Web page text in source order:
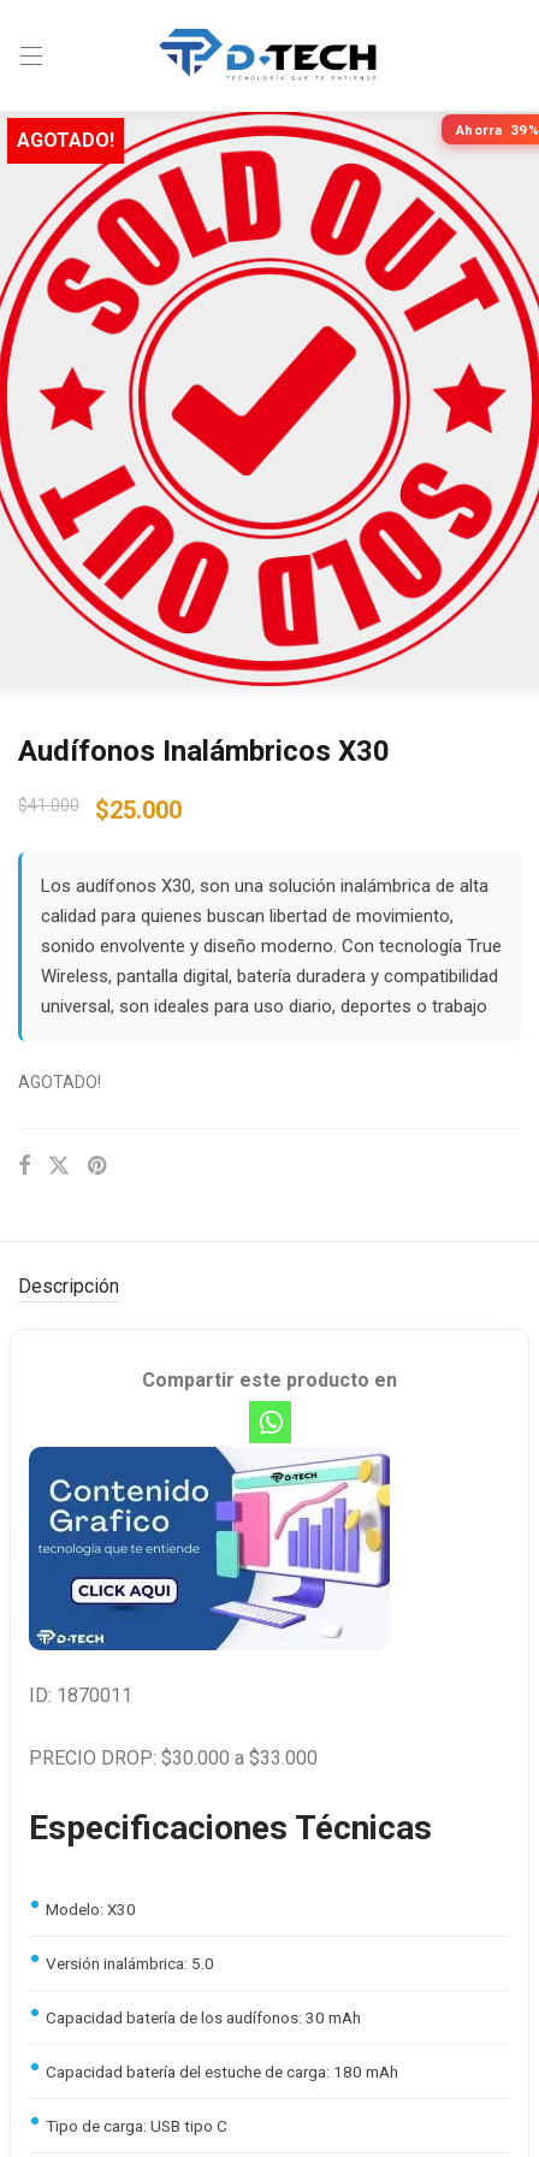
Ahorra 39%
AGOTADO!
Audífonos Inalámbricos X30
$41.000
Original
$41.000.
$25.000Current
$25.000.
Los audífonos X30, son una solución inalámbrica de alta
calidad para quienes buscan libertad de movimiento,
sonido envolvente y diseño moderno. Con tecnología True
Wireless, pantalla digital, batería duradera y compatibilidad
universal, son ideales para uso diario, deportes o trabajo
AGOTADO!
Descripción
Compartir este producto en
ID: 1870011
PRECIO DROP: $30.000 a $33.000
Especificaciones Técnicas
Modelo: X30
Versión inalámbrica: 5.0
Capacidad batería de los audífonos: 30 mAh
Capacidad batería del estuche de carga: 180 mAh
Tipo de carga: USB tipo C